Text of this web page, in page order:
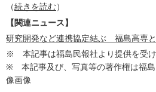
（続きを読む）
【関連ニュース】
研究開発など連携協定結ぶ 福島高専
※ 本記事は福島民報社より提供を受け
※ 本記事及び、写真等の著作権は福島
像画像